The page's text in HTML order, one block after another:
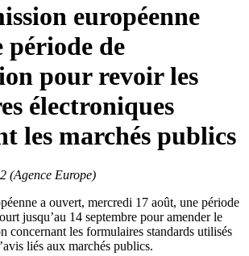
européenne
période de
pour revoir les
électroniques
les marchés publics
(Agence Europe)
a ouvert, mercredi 17 août, une période
jusqu’au 14 septembre pour amender le
concernant les formulaires standards utilisés
liés aux marchés publics.